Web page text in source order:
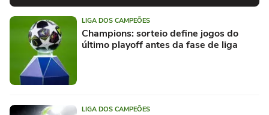
LIGA DOS CAMPEÕES
Champions: sorteio define jogos do
último playoff antes da fase de liga
LIGA DOS CAMPEÕES